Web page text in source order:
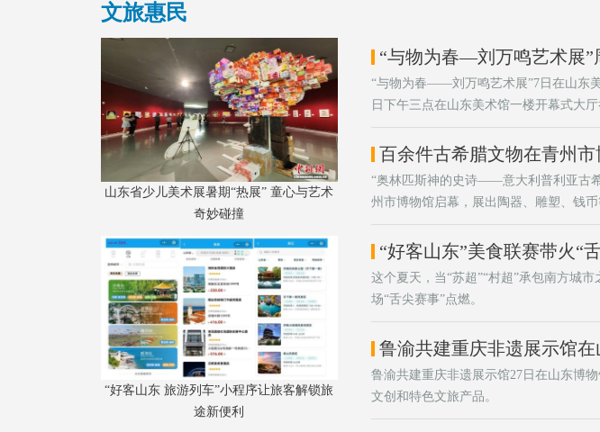
文旅惠民
山东省少儿美术展暑期“热展” 童心与艺术
奇妙碰撞
“好客山东 旅游列车”小程序让旅客解锁旅
途新便利
“与物为春——刘万鸣艺术展”7日在山东
日下午三点在山东美术馆一楼开幕式大厅
“奥林匹斯神的史诗——意大利普利亚古
州市博物馆启幕，展出陶器、雕塑、钱
“好客山东”美食联赛带火“
这个夏天，当“苏超”“村超”承包南方城
场“舌尖赛事”点燃。
鲁渝共建重庆非遗展示馆
鲁渝共建重庆非遗展示馆27日在山东博
文创和特色文旅产品。